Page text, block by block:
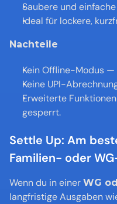
Saubere und
Ideal für lockere,
Nachteile
Kein Offline-Modus
Keine UPI-
Erweiterte
gesperrt.
Settle Up: Am
Familien- oder
Wenn du in einer WG
langfristige Ausgaben